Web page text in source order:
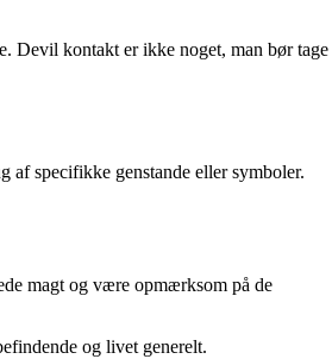
Devil kontakt er ikke noget, man bør tage
af specifikke genstande eller symboler.
magt og være opmærksom på de
og livet generelt.